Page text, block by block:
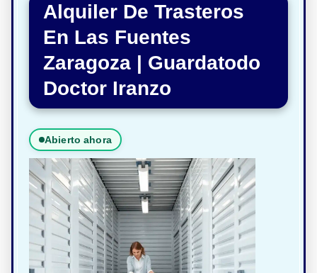
Alquiler De Trasteros
En Las Fuentes
Zaragoza | Guardatodo
Doctor Iranzo
Abierto ahora